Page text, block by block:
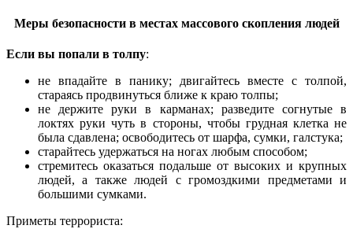
Меры безопасности в местах массового скопления людей
Если вы попали в толпу:
не впадайте в панику; двигайтесь вместе с толпой,
стараясь продвинуться ближе к краю толпы;
не держите руки в карманах; разведите согнутые в
локтях руки чуть в стороны, чтобы грудная клетка не
была сдавлена; освободитесь от шарфа, сумки, галстука;
старайтесь удержаться на ногах любым способом;
стремитесь оказаться подальше от высоких и крупных
людей, а также людей с громоздкими предметами и
большими сумками.
Приметы террориста: